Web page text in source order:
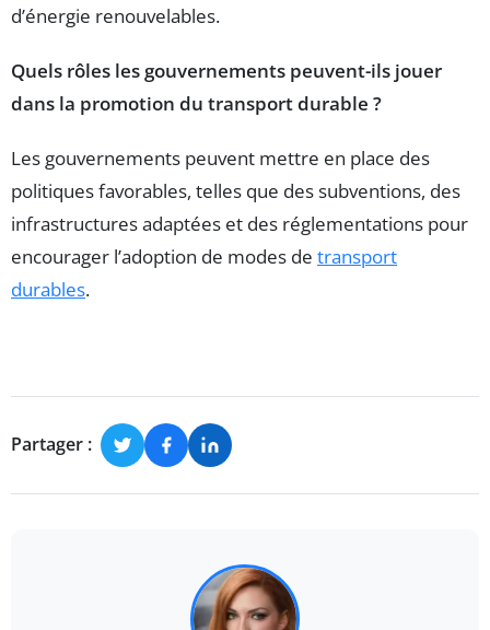
d’énergie renouvelables.
Quels rôles les gouvernements peuvent-ils jouer
dans la promotion du transport durable ?
Les gouvernements peuvent mettre en place des
politiques favorables, telles que des subventions, des
infrastructures adaptées et des réglementations pour
encourager l’adoption de modes de transport
durables.
Partager :